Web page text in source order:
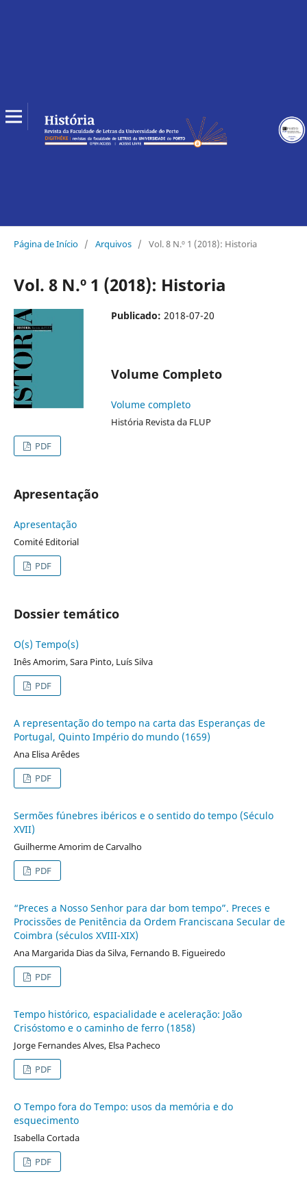
Página de Início / Arquivos / Vol. 8 N.º 1 (2018): Historia
Vol. 8 N.º 1 (2018): Historia
Publicado: 2018-07-20
Volume Completo
Volume completo
História Revista da FLUP
PDF
Apresentação
Apresentação
Comité Editorial
PDF
Dossier temático
O(s) Tempo(s)
Inês Amorim, Sara Pinto, Luís Silva
PDF
A representação do tempo na carta das Esperanças de
Portugal, Quinto Império do mundo (1659)
Ana Elisa Arêdes
PDF
Sermões fúnebres ibéricos e o sentido do tempo (Século
XVII)
Guilherme Amorim de Carvalho
PDF
“Preces a Nosso Senhor para dar bom tempo”. Preces e
Procissões de Penitência da Ordem Franciscana Secular de
Coimbra (séculos XVIII-XIX)
Ana Margarida Dias da Silva, Fernando B. Figueiredo
PDF
Tempo histórico, espacialidade e aceleração: João
Crisóstomo e o caminho de ferro (1858)
Jorge Fernandes Alves, Elsa Pacheco
PDF
O Tempo fora do Tempo: usos da memória e do
esquecimento
Isabella Cortada
PDF